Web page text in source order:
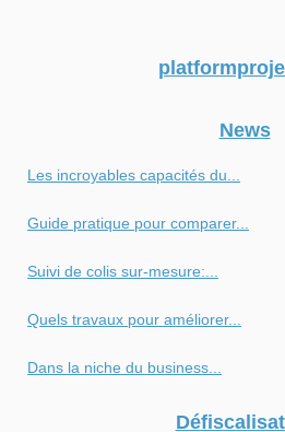
News
Les incroyables capacités du...
Guide pratique pour comparer...
Suivi de colis sur-mesure:...
Quels travaux pour améliorer...
Dans la niche du business...